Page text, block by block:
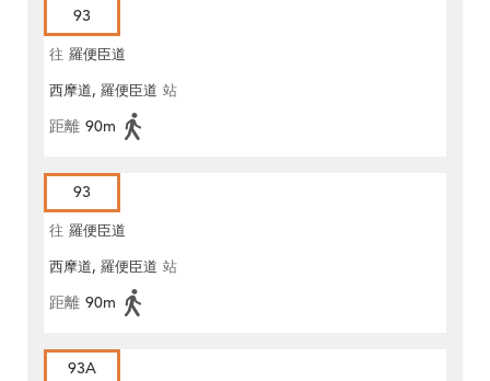
93
往 羅便臣道
西摩道, 羅便臣道 站
距離 90m
93
往 羅便臣道
西摩道, 羅便臣道 站
距離 90m
93A